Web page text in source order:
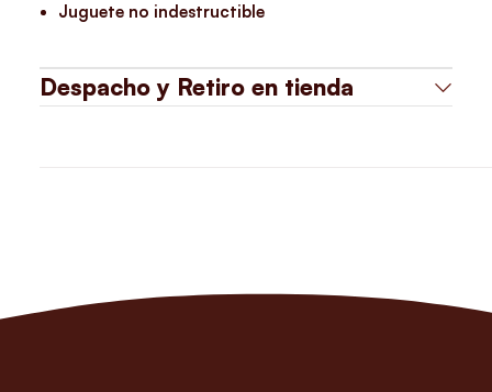
Juguete no indestructible
Despacho y Retiro en tienda